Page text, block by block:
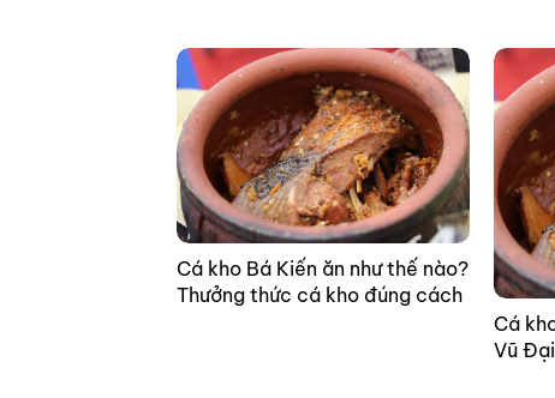
Cá kho Bá Kiến ăn như thế nào?
Thưởng thức cá kho đúng cách
Cá
Vũ